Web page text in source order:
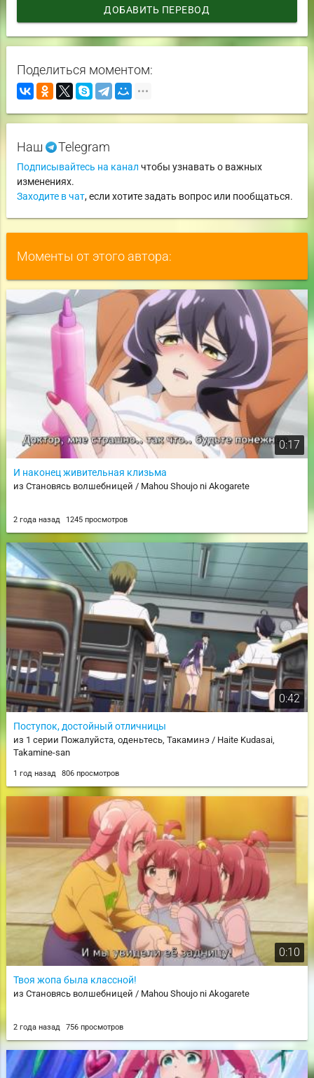
ДОБАВИТЬ ПЕРЕВОД
Поделиться моментом:
Наш Telegram
Подписывайтесь на канал чтобы узнавать о важных
изменениях.
Заходите в чат, если хотите задать вопрос или пообщаться.
Моменты от этого автора:
0:17
И наконец живительная клизьма
из Становясь волшебницей / Mahou Shoujo ni Akogarete
2 года назад 1245 просмотров
0:42
Поступок, достойный отличницы
из 1 серии Пожалуйста, оденьтесь, Такаминэ / Haite Kudasai,
Takamine-san
1 год назад 806 просмотров
0:10
Твоя жопа была классной!
из Становясь волшебницей / Mahou Shoujo ni Akogarete
2 года назад 756 просмотров